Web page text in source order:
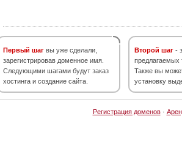
Первый шаг вы уже сделали,
зарегистрировав доменное имя.
Следующими шагами будут заказ
хостинга и создание сайта.
Второй шаг -
предлагаемых
Также вы
установку
Регистрация доменов·